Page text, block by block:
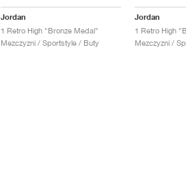
Jordan
1 Retro High "Bronze Medal"
Mezczyzni / Sportstyle / Buty
Jordan
1 Retro High
Mezczyzni /